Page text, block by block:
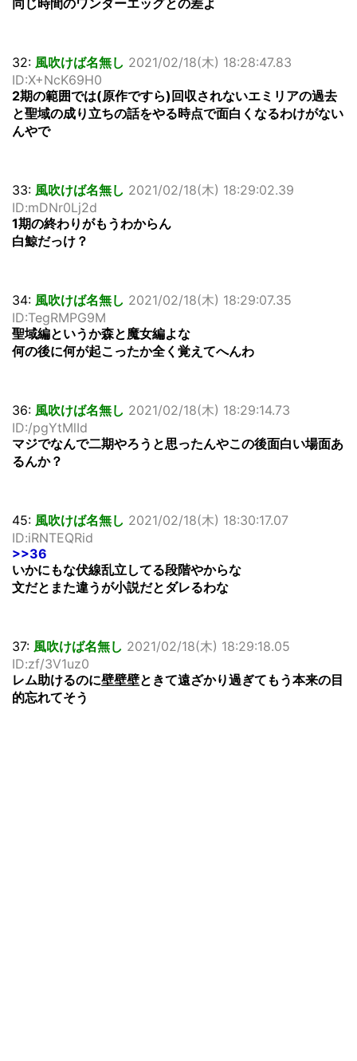
同じ時間のワンダーエッグとの差よ
32: 風吹けば名無し 2021/02/18(木) 18:28:47.83
ID:X+NcK69H0
2期の範囲では(原作ですら)回収されないエミリアの過去
と聖域の成り立ちの話をやる時点で面白くなるわけがない
んやで
33: 風吹けば名無し 2021/02/18(木) 18:29:02.39
ID:mDNr0Lj2d
1期の終わりがもうわからん
白鯨だっけ？
34: 風吹けば名無し 2021/02/18(木) 18:29:07.35
ID:TegRMPG9M
聖域編というか森と魔女編よな
何の後に何が起こったか全く覚えてへんわ
36: 風吹けば名無し 2021/02/18(木) 18:29:14.73
ID:/pgYtMlId
マジでなんで二期やろうと思ったんやこの後面白い場面あ
るんか？
45: 風吹けば名無し 2021/02/18(木) 18:30:17.07
ID:iRNTEQRid
>>36
いかにもな伏線乱立してる段階やからな
文だとまた違うが小説だとダレるわな
37: 風吹けば名無し 2021/02/18(木) 18:29:18.05
ID:zf/3V1uz0
レム助けるのに壁壁壁ときて遠ざかり過ぎてもう本来の目
的忘れてそう